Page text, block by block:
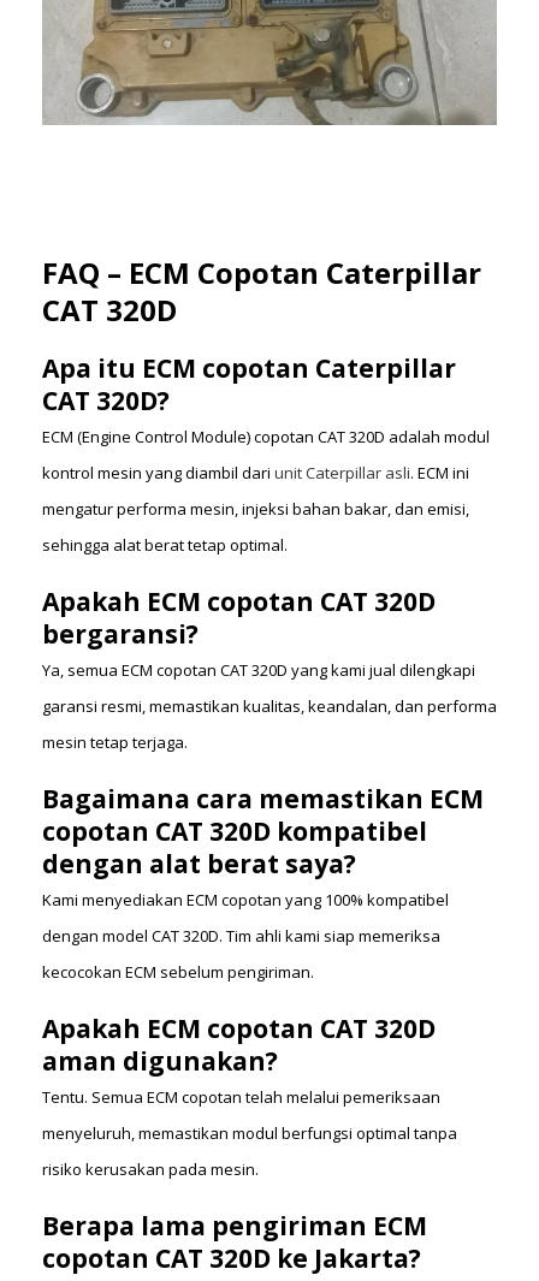
FAQ – ECM Copotan Caterpillar
CAT 320D
Apa itu ECM copotan Caterpillar
CAT 320D?
ECM (Engine Control Module) copotan CAT 320D adalah modul
kontrol mesin yang diambil dari unit Caterpillar asli. ECM ini
mengatur performa mesin, injeksi bahan bakar, dan emisi,
sehingga alat berat tetap optimal.
Apakah ECM copotan CAT 320D
bergaransi?
Ya, semua ECM copotan CAT 320D yang kami jual dilengkapi
garansi resmi, memastikan kualitas, keandalan, dan performa
mesin tetap terjaga.
Bagaimana cara memastikan ECM
copotan CAT 320D kompatibel
dengan alat berat saya?
Kami menyediakan ECM copotan yang 100% kompatibel
dengan model CAT 320D. Tim ahli kami siap memeriksa
kecocokan ECM sebelum pengiriman.
Apakah ECM copotan CAT 320D
aman digunakan?
Tentu. Semua ECM copotan telah melalui pemeriksaan
menyeluruh, memastikan modul berfungsi optimal tanpa
risiko kerusakan pada mesin.
Berapa lama pengiriman ECM
copotan CAT 320D ke Jakarta?